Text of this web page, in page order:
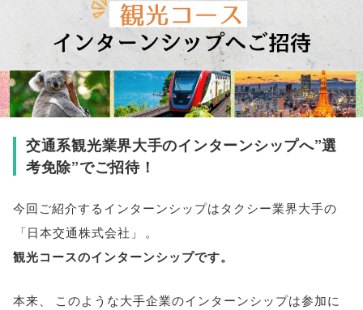
交通系観光業界大手のインターンシップへ”選
考免除”でご招待！
今回ご紹介するインターンシップはタクシー業界大手の
「日本交通株式会社 」 。
観光コースのインターンシップです。
本来、
このような大手企業のインターンシップは参加に